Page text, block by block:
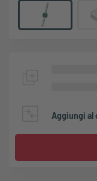
Aggiungi al